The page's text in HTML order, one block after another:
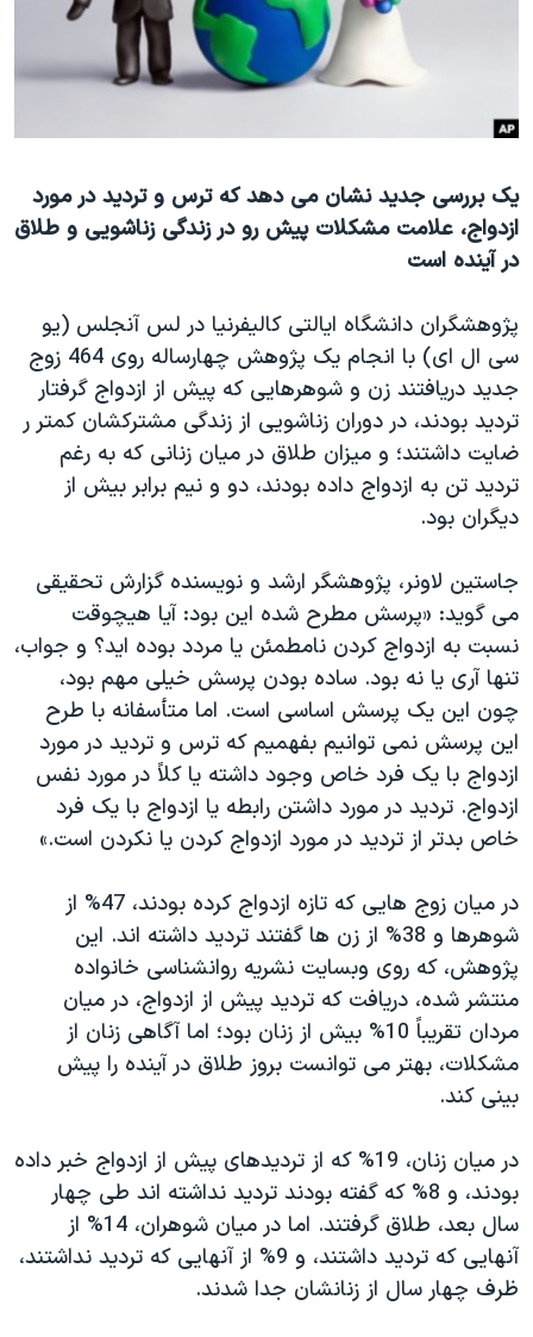
فرهنگ و زندگی
حقوق شهروندی
اسرائیل در جنگ
گالری عکس
انتخابات ریاست جمهوری آمریکا ۲۰۲۴
ورزش زنان در ایران
اعتراضات زن، زندگی، آزادی
تریبونال مردمی آبان ۹۸
دادگاه حمید نوری
چهل سال گروگان‌گیری
قانون شفافیت دارائی کادر رهبری ایران
اعتراضات مردمی آبان ۹۸
نرگس محمدی برنده جایزه نوبل صلح
همایش محافظه‌کاران آمریکا «سی‌پک»
صفحه‌های ویژه
سفر پرزیدنت ترامپ به چین
زبانهای مختلف
یک بررسی جدید نشان می دهد که ترس و تردید در مورد
ازدواج، علامت مشکلات پیش رو در زندگی زناشویی و طلاق
در آینده است
پژوهشگران دانشگاه ایالتی کالیفرنیا در لس آنجلس (یو
سی ال ای) با انجام یک پژوهش چهارساله روی 464 زوج
جدید دریافتند زن و شوهرهایی که پیش از ازدواج گرفتار
تردید بودند، در دوران زناشویی از زندگی مشترکشان کمتر ر
ضایت داشتند؛ و میزان طلاق در میان زنانی که به رغم
تردید تن به ازدواج داده بودند، دو و نیم برابر بیش از
دیگران بود.
جاستین لاونر، پژوهشگر ارشد و نویسنده گزارش تحقیقی
می گوید: «پرسش مطرح شده این بود: آیا هیچوقت
نسبت به ازدواج کردن نامطمئن یا مردد بوده اید؟ و جواب،
تنها آری یا نه بود. ساده بودن پرسش خیلی مهم بود،
چون این یک پرسش اساسی است. اما متأسفانه با طرح
این پرسش نمی توانیم بفهمیم که ترس و تردید در مورد
ازدواج با یک فرد خاص وجود داشته یا کلاً در مورد نفس
ازدواج. تردید در مورد داشتن رابطه یا ازدواج با یک فرد
خاص بدتر از تردید در مورد ازدواج کردن یا نکردن است.»
در میان زوج هایی که تازه ازدواج کرده بودند، 47% از
شوهرها و 38% از زن ها گفتند تردید داشته اند. این
پژوهش، که روی وبسایت نشریه روانشناسی خانواده
منتشر شده، دریافت که تردید پیش از ازدواج، در میان
مردان تقریباً 10% بیش از زنان بود؛ اما آگاهی زنان از
مشکلات، بهتر می توانست بروز طلاق در آینده را پیش
بینی کند.
در میان زنان، 19% که از تردیدهای پیش از ازدواج خبر داده
بودند، و 8% که گفته بودند تردید نداشته اند طی چهار
سال بعد، طلاق گرفتند. اما در میان شوهران، 14% از
آنهایی که تردید داشتند، و 9% از آنهایی که تردید نداشتند،
ظرف چهار سال از زنانشان جدا شدند.